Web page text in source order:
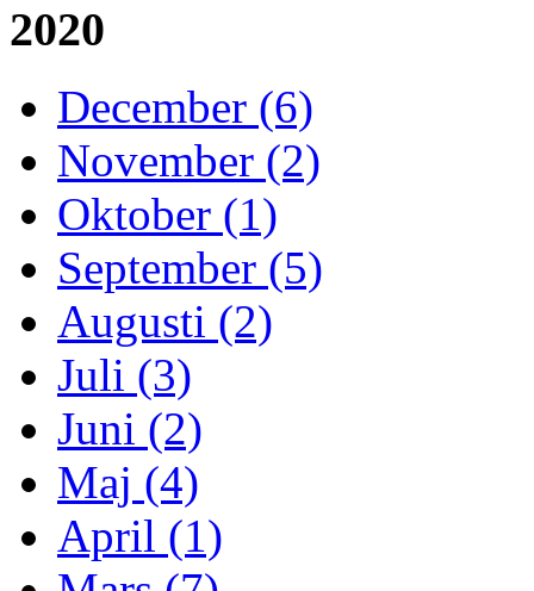
2020
December (6)
November (2)
Oktober (1)
September (5)
Augusti (2)
Juli (3)
Juni (2)
Maj (4)
April (1)